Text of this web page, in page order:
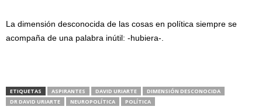
La dimensión desconocida de las cosas en política siempre se
acompaña de una palabra inútil: -hubiera-.
ETIQUETAS ASPIRANTES DAVID URIARTE
DIMENSIÓN DESCONOCIDA
DR DAVID URIARTE
NEUROPOLÍTICA POLÍTICA